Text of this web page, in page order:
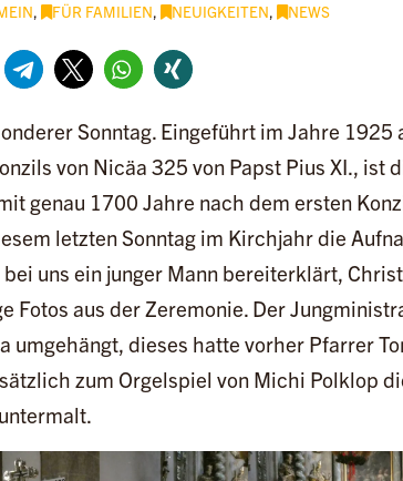
, FÜR FAMILIEN, NEUIGKEITEN, NEWS
Sonntag. Eingeführt im Jahre
von Nicäa 325 von Papst Pius XI., ist
genau 1700 Jahre nach dem ersten
letzten Sonntag im Kirchjahr die
uns ein junger Mann bereiterklärt,
Fotos aus der Zeremonie. Der
umgehängt, dieses hatte vorher Pfarrer
zum Orgelspiel von Michi Polklop